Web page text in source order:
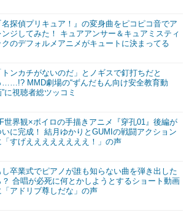
名探偵プリキュア！』の変身曲をピコピコ音でア
ンジしてみた！ キュアアンサー＆キュアミスティ
クのデフォルメアニメがキュートに決まってる
トンカチがないのだ」とノギスで釘打ちだと
……!? MMD劇場の“ずんだもん向け安全教育動
”に視聴者総ツッコミ
世界観×ボイロの手描きアニメ『穿孔01』後編が
いに完成！ 結月ゆかりとGUMIの戦闘アクション
「すげええええええええ！」の声
し卒業式でピアノが誰も知らない曲を弾き出した
？ 合唱が必死に何とかしようとするショート動画
「アドリブ尊しだな」の声